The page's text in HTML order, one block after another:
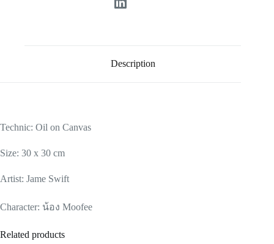
Description
Technic: Oil on Canvas
Size: 30 x 30 cm
Artist: Jame Swift
Character: น้อง Moofee
Related products